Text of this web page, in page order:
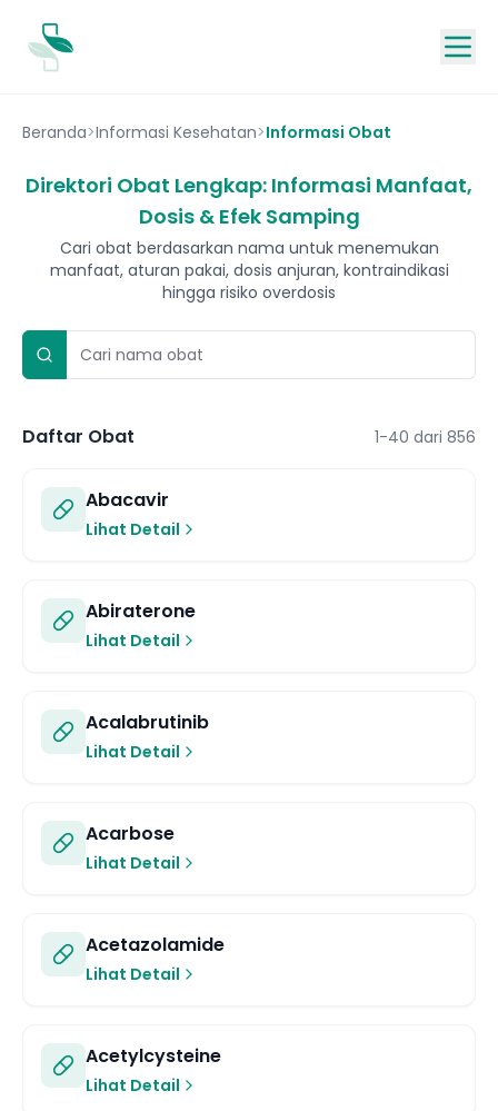
Beranda>Informasi Kesehatan>Informasi Obat
Direktori Obat Lengkap: Informasi Manfaat,
Dosis & Efek Samping
Cari obat berdasarkan nama untuk menemukan
manfaat, aturan pakai, dosis anjuran, kontraindikasi
hingga risiko overdosis
Daftar Obat 1-40 dari 856
Abacavir
Lihat Detail
Abiraterone
Lihat Detail
Acalabrutinib
Lihat Detail
Acarbose
Lihat Detail
Acetazolamide
Lihat Detail
Acetylcysteine
Lihat Detail